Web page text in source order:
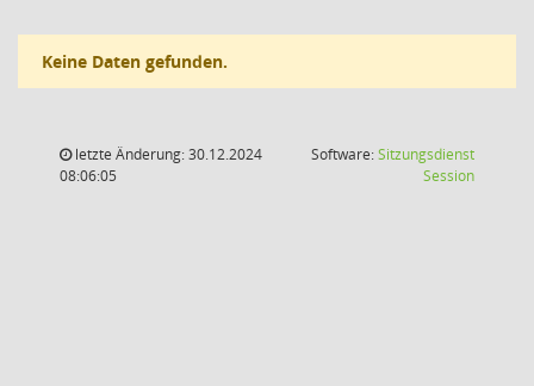
Keine Daten gefunden.
letzte Änderung: 30.12.2024
08:06:05
Software:Sitzungsdienst
Session(Wird in